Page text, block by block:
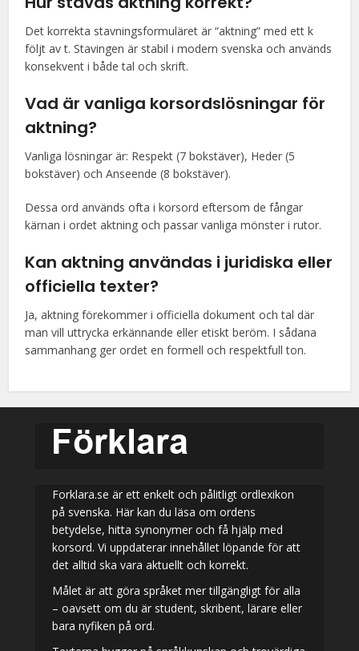
Det korrekta stavningsformuläret är “aktning” med ett k
följt av t. Stavingen är stabil i modern svenska och används
konsekvent i både tal och skrift.
Vad är vanliga korsordslösningar för
aktning?
Vanliga lösningar är: Respekt (7 bokstäver), Heder (5
bokstäver) och Anseende (8 bokstäver).
Dessa ord används ofta i korsord eftersom de fångar
kärnan i ordet aktning och passar vanliga mönster i rutor.
Kan aktning användas i juridiska eller
officiella texter?
Ja, aktning förekommer i officiella dokument och tal där
man vill uttrycka erkännande eller etiskt beröm. I sådana
sammanhang ger ordet en formell och respektfull ton.
Forklara.se är ett enkelt och pålitligt ordlexikon
på svenska. Här kan du läsa om ordens
betydelse, hitta synonymer och få hjälp med
korsord. Vi uppdaterar innehållet löpande för att
det alltid ska vara aktuellt och korrekt.
Målet är att göra språket mer tillgängligt för alla
– oavsett om du är student, skribent, lärare eller
bara nyfiken på ord.